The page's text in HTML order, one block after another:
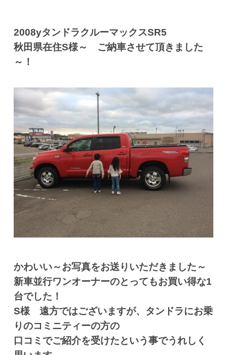
2008yタンドラクルーマックスSR5
秋田県在住S様～ ご納車させて頂きました
～！
かわいい～お写真をお送りいただきました～
新車並行ワンオーナーのとってもお買い得な1
台でした！
S様 遠方ではございますが、タンドラにお乗
りのコミニティーの方の
口コミでご紹介を受けたという事でうれしく